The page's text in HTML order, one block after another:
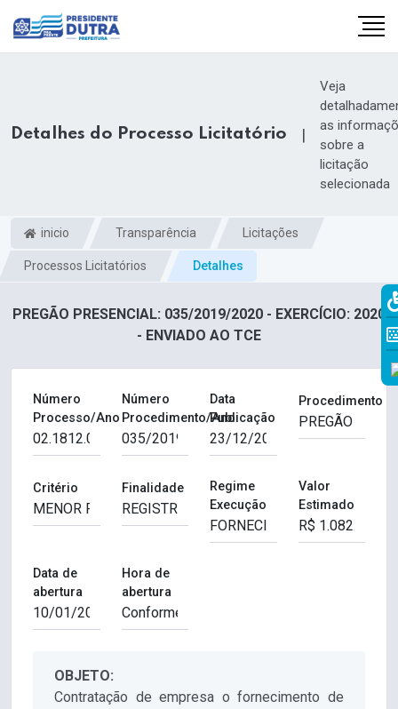
Detalhes do Processo Licitatório |
Veja
as
sobre a
licitação
selecionada
inicio Transparência Licitações
Processos Licitatórios Detalhes
PREGÃO PRESENCIAL: 035/2019/2020 - EXERCÍCIO: 2020
- ENVIADO AO TCE
Número
Processo/Ano
Número
Procedimento/Ano
Data
Publicação
Procedimento
Critério Finalidade
Regime
Execução
Valor
Estimado
Data de
abertura
Hora de
abertura
OBJETO:
Contratação de empresa o fornecimento de